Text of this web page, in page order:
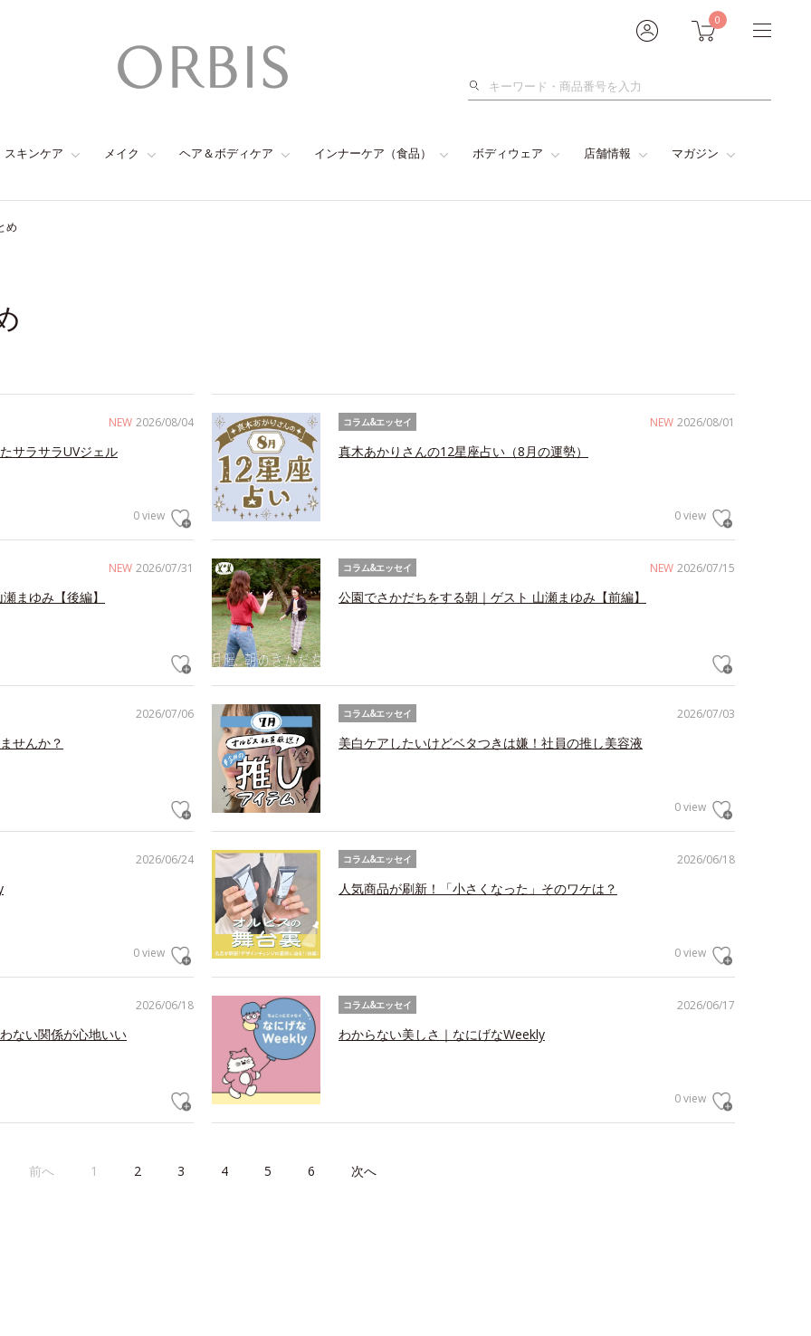
0
検
スキンケア メイク ヘア＆ボディケア インナーケア（食品） ボディウェア 店舗情報 マガジン
め
NEW 2026/08/04
サラサラUVジェル
0 view
NEW 2026/08/01
コラム&エッセイ
真木あかりさんの12星座占い（8月の運勢）
0 view
NEW 2026/07/31
まゆみ【後編】
NEW 2026/07/15
コラム&エッセイ
公園でさかだちをする朝｜ゲスト 山瀬まゆみ【前編】
2026/07/06
せんか？
2026/07/03
コラム&エッセイ
美白ケアしたいけどベタつきは嫌！社員の推し美容液
0 view
2026/06/24
0 view
2026/06/18
コラム&エッセイ
人気商品が刷新！「小さくなった」そのワケは？
0 view
2026/06/18
ない関係が心地いい
2026/06/17
コラム&エッセイ
わからない美しさ｜なにげなWeekly
0 view
前へ 1 2 3 4 5 6 次へ